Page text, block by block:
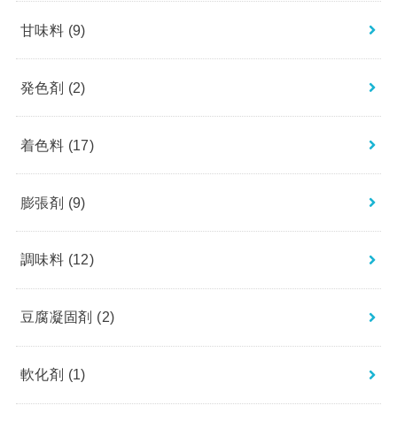
甘味料 (9)
発色剤 (2)
着色料 (17)
膨張剤 (9)
調味料 (12)
豆腐凝固剤 (2)
軟化剤 (1)